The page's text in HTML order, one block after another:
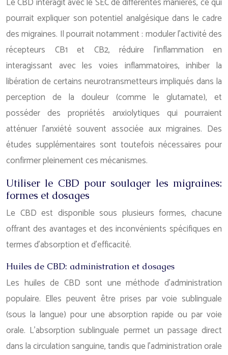
pourrait expliquer son potentiel analgésique dans le cadre
des migraines. Il pourrait notamment : moduler l’activité des
récepteurs CB1 et CB2, réduire l’inflammation en
interagissant avec les voies inflammatoires, inhiber la
libération de certains neurotransmetteurs impliqués dans la
perception de la douleur (comme le glutamate), et
posséder des propriétés anxiolytiques qui pourraient
atténuer l’anxiété souvent associée aux migraines. Des
études supplémentaires sont toutefois nécessaires pour
confirmer pleinement ces mécanismes.
Utiliser le CBD pour soulager les migraines:
formes et dosages
Le CBD est disponible sous plusieurs formes, chacune
offrant des avantages et des inconvénients spécifiques en
termes d’absorption et d’efficacité.
Huiles de CBD: administration et dosages
Les huiles de CBD sont une méthode d’administration
populaire. Elles peuvent être prises par voie sublinguale
(sous la langue) pour une absorption rapide ou par voie
orale. L’absorption sublinguale permet un passage direct
dans la circulation sanguine, tandis que l’administration orale